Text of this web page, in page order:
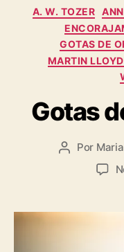
A. W. TOZER
GOTAS DE
MARTIN
Gotas
A
r
Por